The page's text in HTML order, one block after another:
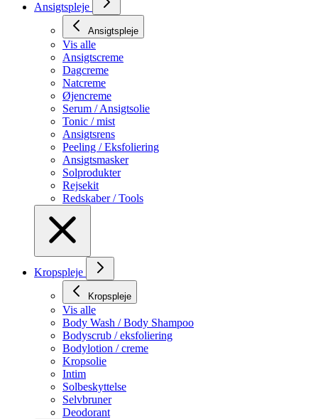
Ansigtspleje
Ansigtspleje
Vis alle
Ansigtscreme
Dagcreme
Natcreme
Øjencreme
Serum / Ansigtsolie
Tonic / mist
Ansigtsrens
Peeling / Eksfoliering
Ansigtsmasker
Solprodukter
Rejsekit
Redskaber / Tools
Kropspleje
Kropspleje
Vis alle
Body Wash / Body Shampoo
Bodyscrub / eksfoliering
Bodylotion / creme
Kropsolie
Intim
Solbeskyttelse
Selvbruner
Deodorant